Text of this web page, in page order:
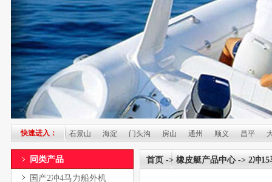
快速进入：
丰台 石景山 海淀 门头沟 房山 通州 顺义 昌平 大兴
同类产品
国产2冲4马力船外机
首页 -> 橡皮艇产品中心-> 2冲15